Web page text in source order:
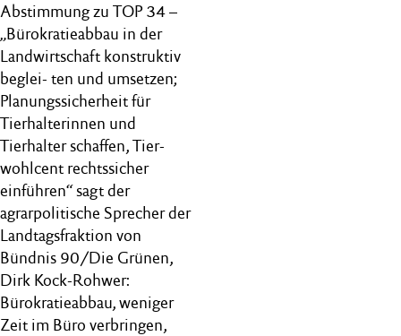
Abstimmung zu TOP 34 –
„Bürokratieabbau in der
Landwirtschaft konstruktiv
beglei- ten und umsetzen;
Planungssicherheit für
Tierhalterinnen und
Tierhalter schaffen, Tier-
wohlcent rechtssicher
einführen“ sagt der
agrarpolitische Sprecher der
Landtagsfraktion von
Bündnis 90/Die Grünen,
Dirk Kock-Rohwer:
Bürokratieabbau, weniger
Zeit im Büro verbringen,